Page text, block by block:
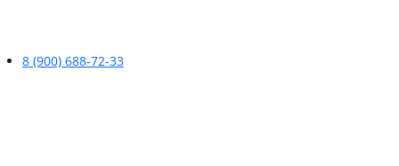
8 (900) 688-72-33